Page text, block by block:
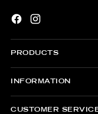
PRODUCTS
INFORMATION
CUSTOMER